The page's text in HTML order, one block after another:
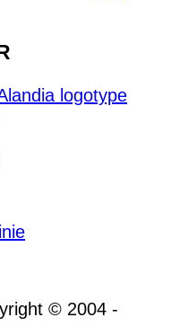
© 2004 -